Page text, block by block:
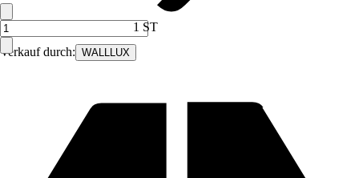
Verkauf durch: WALLLUX
1 ST